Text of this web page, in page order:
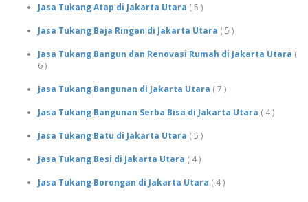
Jasa Tukang Atap di Jakarta Utara ( 5 )
Jasa Tukang Baja Ringan di Jakarta Utara ( 5 )
Jasa Tukang Bangun dan Renovasi Rumah di Jakarta Utara (
6 )
Jasa Tukang Bangunan di Jakarta Utara ( 7 )
Jasa Tukang Bangunan Serba Bisa di Jakarta Utara ( 4 )
Jasa Tukang Batu di Jakarta Utara ( 5 )
Jasa Tukang Besi di Jakarta Utara ( 4 )
Jasa Tukang Borongan di Jakarta Utara ( 4 )